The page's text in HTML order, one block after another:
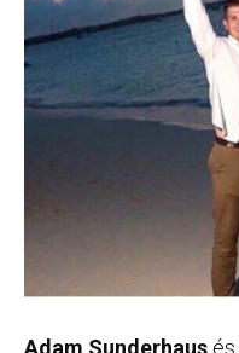
Adam Sunderhaus és